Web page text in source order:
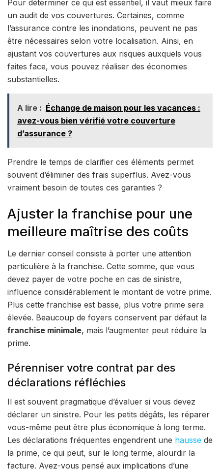
Pour déterminer ce qui est essentiel, il vaut mieux faire
un audit de vos couvertures. Certaines, comme
l’assurance contre les inondations, peuvent ne pas
être nécessaires selon votre localisation. Ainsi, en
ajustant vos couvertures aux risques auxquels vous
faites face, vous pouvez réaliser des économies
substantielles.
A lire : Échange de maison pour les vacances :
avez-vous bien vérifié votre couverture
d’assurance ?
Prendre le temps de clarifier ces éléments permet
souvent d’éliminer des frais superflus. Avez-vous
vraiment besoin de toutes ces garanties ?
Ajuster la franchise pour une
meilleure maîtrise des coûts
Le dernier conseil consiste à porter une attention
particulière à la franchise. Cette somme, que vous
devez payer de votre poche en cas de sinistre,
influence considérablement le montant de votre prime.
Plus cette franchise est basse, plus votre prime sera
élevée. Beaucoup de foyers conservent par défaut la
franchise minimale, mais l’augmenter peut réduire la
prime.
Pérenniser votre contrat par des
déclarations réfléchies
Il est souvent pragmatique d’évaluer si vous devez
déclarer un sinistre. Pour les petits dégâts, les réparer
vous-même peut être plus économique à long terme.
Les déclarations fréquentes engendrent une hausse de
la prime, ce qui peut, sur le long terme, alourdir la
facture. Avez-vous pensé aux implications d’une